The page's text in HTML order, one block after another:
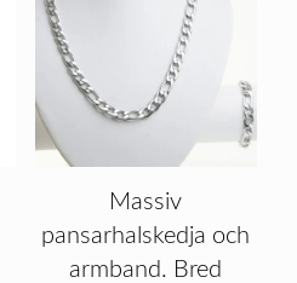
Massiv
pansarhalskedja och
armband. Bred